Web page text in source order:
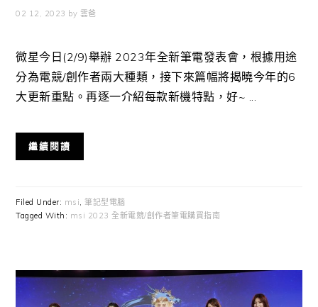
02 12, 2023 by 雲爸
微星今日(2/9)舉辦 2023年全新筆電發表會，根據用途
分為電競/創作者兩大種類，接下來篇幅將揭曉今年的6
大更新重點。再逐一介紹每款新機特點，好~ ...
繼續閱讀
Filed Under: msi
筆記型電腦
Tagged With: msi 2023 全新電競/創作者筆電購買指南